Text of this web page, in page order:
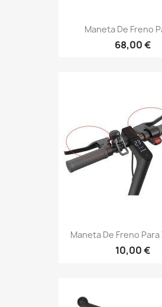
Maneta De Freno
68,00 €
Maneta De Freno Para
10,00 €